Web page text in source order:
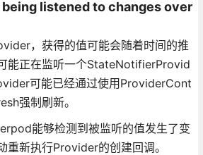
listened to changes over
，获得的值可能会随着时间的推
能正在监听一个StateNotifierProvid
可能已经通过使用ProviderCont
强制刷新。
能够检测到被监听的值发生了变
重新执行Provider的创建回调。